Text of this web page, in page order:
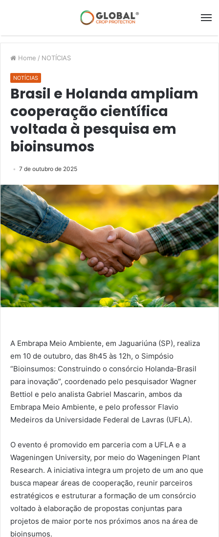
Home / NOTÍCIAS
NOTÍCIAS
Brasil e Holanda ampliam
cooperação científica
voltada à pesquisa em
bioinsumos
7 de outubro de 2025
A Embrapa Meio Ambiente, em Jaguariúna (SP), realiza
em 10 de outubro, das 8h45 às 12h, o Simpósio
“Bioinsumos: Construindo o consórcio Holanda-Brasil
para inovação”, coordenado pelo pesquisador Wagner
Bettiol e pelo analista Gabriel Mascarin, ambos da
Embrapa Meio Ambiente, e pelo professor Flavio
Medeiros da Universidade Federal de Lavras (UFLA).
O evento é promovido em parceria com a UFLA e a
Wageningen University, por meio do Wageningen Plant
Research. A iniciativa integra um projeto de um ano que
busca mapear áreas de cooperação, reunir parceiros
estratégicos e estruturar a formação de um consórcio
voltado à elaboração de propostas conjuntas para
projetos de maior porte nos próximos anos na área de
bioinsumos.